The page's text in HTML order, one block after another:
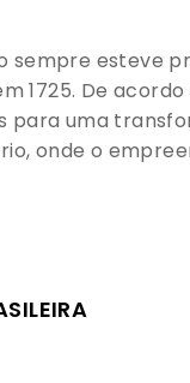
sempre esteve
1725. De
uma
onde o